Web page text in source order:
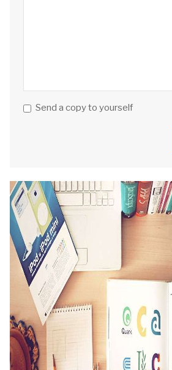
Send a copy to yourself